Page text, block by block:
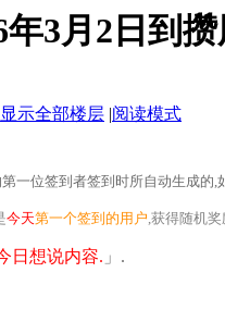
年3月2日到
显示全部楼层 |阅读模式
一位签到者签到时所自动生成的,
今天第一个签到的用户 ,获得随机
日想说内容. 」.